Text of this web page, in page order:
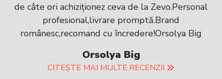
de câte ori achiziționez ceva de la Zevo.Personal
profesional,livrare promptă.Brand
românesc,recomand cu încredere!Orsolya Big
Orsolya Big
CITEȘTE MAI MULTE RECENZII